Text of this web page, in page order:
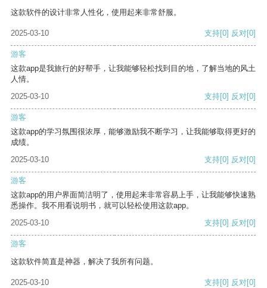
这款软件的设计非常人性化，使用起来非常舒服。
2025-03-10 支持[0] 反对[0]
游客
这款app是我旅行的好帮手，让我能够轻松找到目的地，了解当地的风土
人情。
2025-03-10
支持[0] 反对[0]
游客
这款app的学习氛围很浓厚，能够激励我不断学习，让我能够取得更好的
成绩。
2025-03-10
支持[0] 反对[0]
游客
这款app的用户界面简洁明了，使用起来非常容易上手，让我能够快速熟
悉操作。我不用看说明书，就可以轻松使用这款app。
2025-03-10
支持[0] 反对[0]
游客
这款软件简直是神器，解决了我所有问题。
2025-03-10 支持[0] 反对[0]